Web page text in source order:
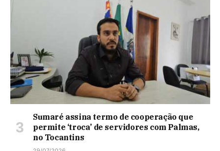
Sumaré assina termo de cooperação que
permite ‘troca’ de servidores com Palmas,
no Tocantins